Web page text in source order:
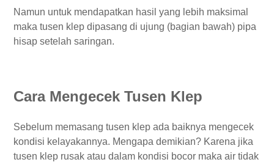
Namun untuk mendapatkan hasil yang lebih maksimal
maka tusen klep dipasang di ujung (bagian bawah) pipa
hisap setelah saringan.
Cara Mengecek Tusen Klep
Sebelum memasang tusen klep ada baiknya mengecek
kondisi kelayakannya. Mengapa demikian? Karena jika
tusen klep rusak atau dalam kondisi bocor maka air tidak